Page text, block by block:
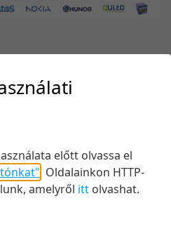
10 tétel/oldal
20 tétel/oldal
előtt olvassa el
Oldalainkon HTTP-
amelyről itt olvashat.